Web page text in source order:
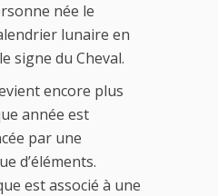
née le
lunaire en
signe du Cheval.
encore plus
année est
par une
d’éléments.
est associé à une